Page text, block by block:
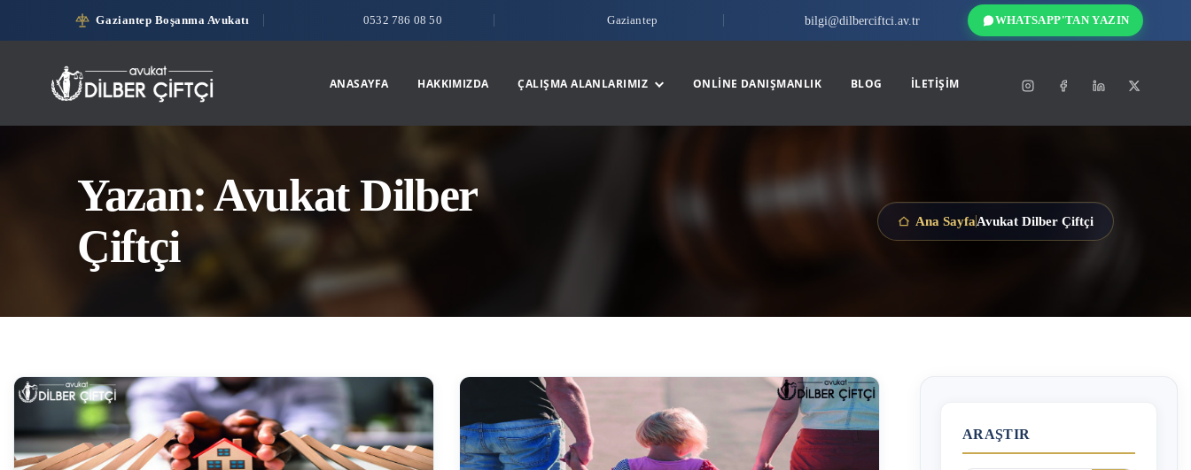
Gaziantep Boşanma Avukatı 0532 786 08 50 Gaziantep bilgi@dilberciftci.av.tr WHATSAPP'TAN YAZIN
ANASAYFA HAKKIMIZDA ÇALIŞMA ALANLARIMIZ ONLINE DANIŞMANLIK BLOG İLETIŞIM
Yazan:Avukat Dilber
Çiftçi
Ana SayfaAvukat Dilber Çiftçi
ARAŞTIR